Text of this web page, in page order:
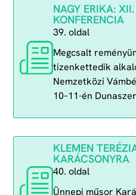
NAGY ERIKA:
KONFERENCIA
39. oldal
Megcsalt
tizenkettedik
Nemzetközi
10–11-én
KLEMEN
KARÁCSONYRA
40. oldal
Ünnepi műsor